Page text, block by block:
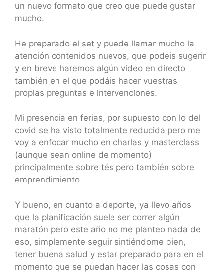
un nuevo formato que creo que puede gustar
mucho.
He preparado el set y puede llamar mucho la
atención contenidos nuevos, que podeis sugerir
y en breve haremos algún video en directo
también en el que podáis hacer vuestras
propias preguntas e intervenciones.
Mi presencia en ferias, por supuesto con lo del
covid se ha visto totalmente reducida pero me
voy a enfocar mucho en charlas y masterclass
(aunque sean online de momento)
principalmente sobre tés pero también sobre
emprendimiento.
Y bueno, en cuanto a deporte, ya llevo años
que la planificación suele ser correr algún
maratón pero este año no me planteo nada de
eso, simplemente seguir sintiéndome bien,
tener buena salud y estar preparado para en el
momento que se puedan hacer las cosas con